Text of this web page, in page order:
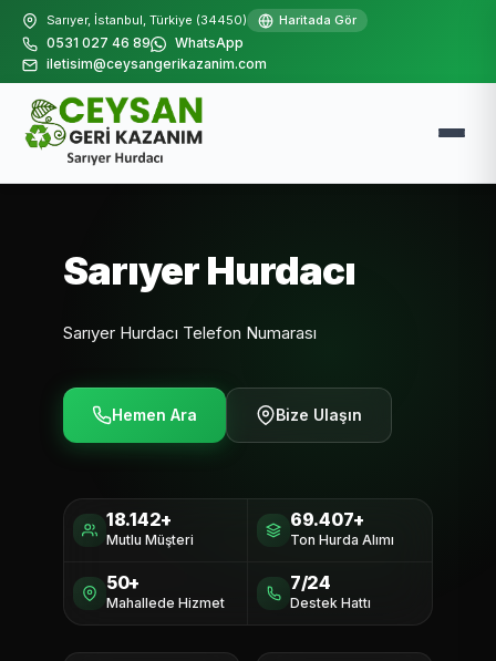
Sarıyer, İstanbul, Türkiye (34450) Haritada Gör
0531 027 46 89
WhatsApp
iletisim@ceysangerikazanim.com
Sarıyer Hurdacı
Sarıyer Hurdacı Telefon Numarası
Hemen Ara Bize Ulaşın
18.142+
Mutlu Müşteri
69.407+
Ton Hurda Alımı
50+
Mahallede Hizmet
7/24
Destek Hattı